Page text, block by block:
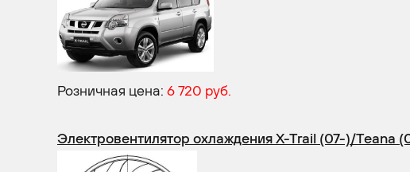
Розничная цена: 6 720 руб.
Электровентилятор охлаждения X-Trail (07-)/Teana